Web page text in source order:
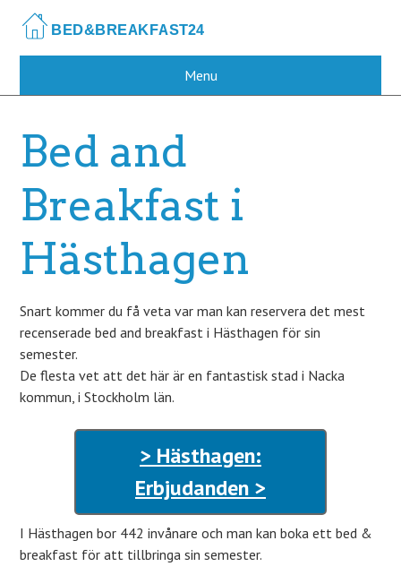
main
Menu
Bed and
Breakfast i
Hästhagen
Snart kommer du få veta var man kan reservera det mest
recenserade bed and breakfast i Hästhagen för sin
semester.
De flesta vet att det här är en fantastisk stad i Nacka
kommun, i Stockholm län.
> Hästhagen:
Erbjudanden >
I Hästhagen bor 442 invånare och man kan boka ett bed &
breakfast för att tillbringa sin semester.